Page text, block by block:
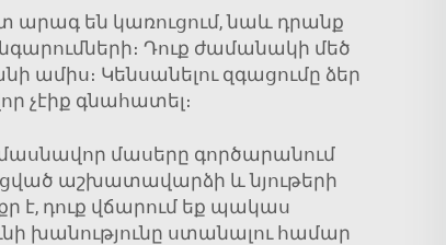
արագ են կառուցում, նաև դրանք
Դուք ժամանակի մեծ
ամիս։ Կենսանելու զգացումը ձեր
չէիք գնահատել։
մասերը գործարանում
աշխատավարձի և նյութերի
է, դուք վճարում եք պակաս
խանությունը ստանալու համար